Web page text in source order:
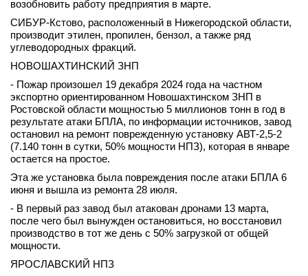
возобновить работу предприятия в марте.
СИБУР-Кстово, расположенный в Нижегородской области,
производит этилен, пропилен, бензол, а также ряд
углеводородных фракций.
НОВОШАХТИНСКИЙ ЗНП
- Пожар произошел 19 декабря 2024 года на частном
экспортно ориентированном Новошахтинском ЗНП в
Ростовской области мощностью 5 миллионов тонн в год в
результате атаки БПЛА, по информации источников, завод
остановил на ремонт поврежденную установку АВТ-2,5-2
(7.140 тонн в сутки, 50% мощности НПЗ), которая в январе
остается на простое.
Эта же установка была повреждения после атаки БПЛА 6
июня и вышла из ремонта 28 июля.
- В первый раз завод был атакован дронами 13 марта,
после чего был вынужден остановиться, но восстановил
производство в тот же день с 50% загрузкой от общей
мощности.
ЯРОСЛАВСКИЙ НПЗ